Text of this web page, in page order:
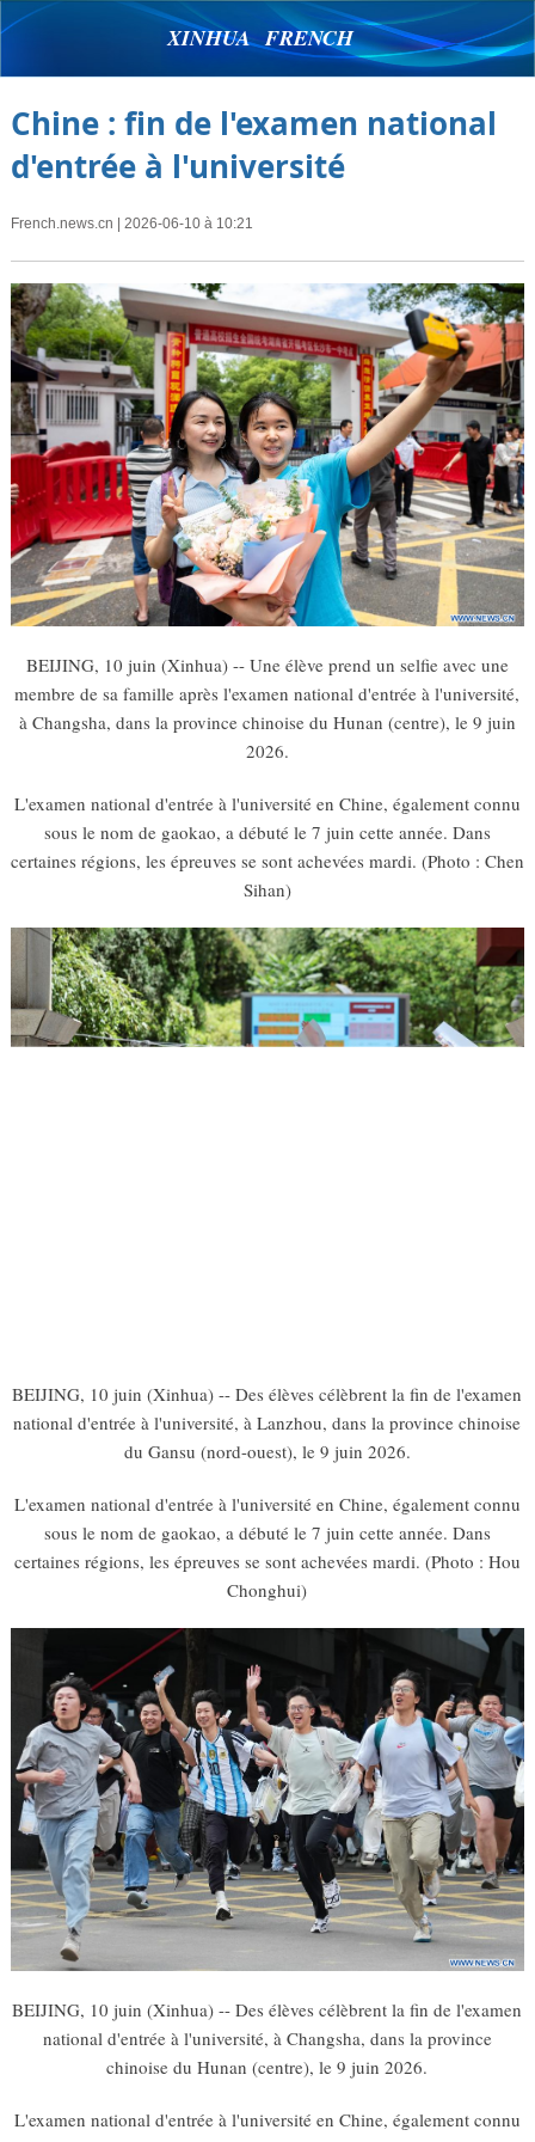
XINHUA FRENCH
Chine : fin de l'examen national
d'entrée à l'université
French.news.cn | 2026-06-10 à 10:21
BEIJING, 10 juin (Xinhua) -- Une élève prend un selfie avec une
membre de sa famille après l'examen national d'entrée à l'université,
à Changsha, dans la province chinoise du Hunan (centre), le 9 juin
2026.
L'examen national d'entrée à l'université en Chine, également connu
sous le nom de gaokao, a débuté le 7 juin cette année. Dans
certaines régions, les épreuves se sont achevées mardi. (Photo : Chen
Sihan)
BEIJING, 10 juin (Xinhua) -- Des élèves célèbrent la fin de l'examen
national d'entrée à l'université, à Lanzhou, dans la province chinoise
du Gansu (nord-ouest), le 9 juin 2026.
L'examen national d'entrée à l'université en Chine, également connu
sous le nom de gaokao, a débuté le 7 juin cette année. Dans
certaines régions, les épreuves se sont achevées mardi. (Photo : Hou
Chonghui)
BEIJING, 10 juin (Xinhua) -- Des élèves célèbrent la fin de l'examen
national d'entrée à l'université, à Changsha, dans la province
chinoise du Hunan (centre), le 9 juin 2026.
L'examen national d'entrée à l'université en Chine, également connu